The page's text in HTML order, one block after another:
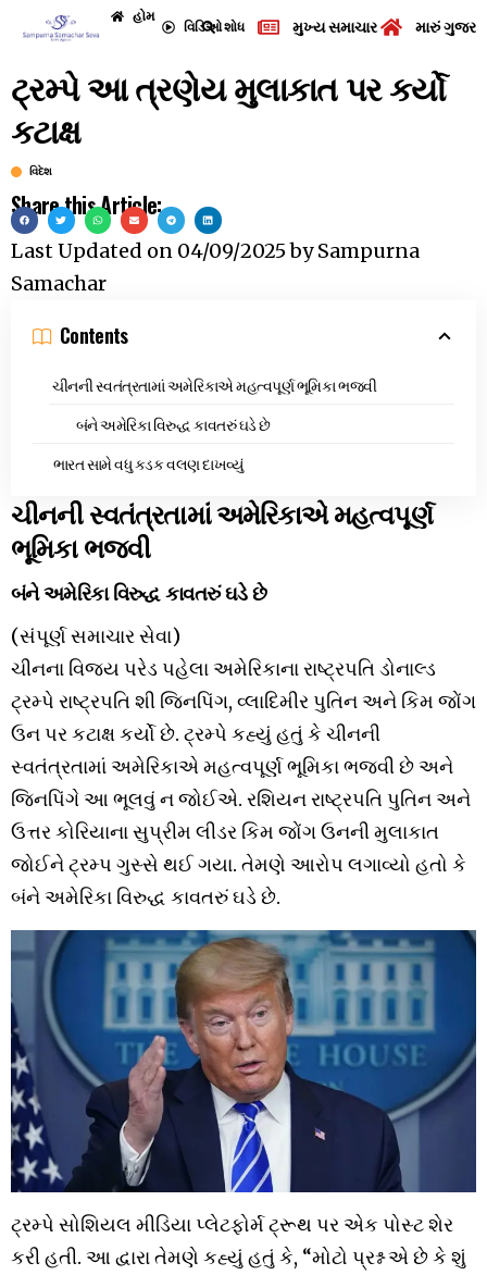
હોમ
વિડિઓશોધ મુખ્ય સમાચાર મારું
ટ્રમ્પે આ ત્રણેય મુલાકાત પર કર્યો
કટાક્ષ
વિદેશ
Share this Article:
Last Updated on 04/09/2025bySampurna
Samachar
Contents
ચીનની સ્વતંત્રતામાં અમેરિકાએ મહત્વપૂર્ણ ભૂમિકા ભજવી
બંને અમેરિકા વિરુદ્ધ કાવતરું ઘડે છે
ભારત સામે વધુ કડક વલણ દાખવ્યું
ચીનની સ્વતંત્રતામાં અમેરિકાએ મહત્વપૂર્ણ
ભૂમિકા ભજવી
બંને અમેરિકા વિરુદ્ધ કાવતરું ઘડે છે
(સંપૂર્ણ સમાચાર સેવા)
ચીનના વિજય પરેડ પહેલા અમેરિકાના રાષ્ટ્રપતિ ડોનાલ્ડ
ટ્રમ્પે રાષ્ટ્રપતિ શી જિનપિંગ, વ્લાદિમીર પુતિન અને કિમ જોંગ
ઉન પર કટાક્ષ કર્યો છે. ટ્રમ્પે કહ્યું હતું કે ચીનની
સ્વતંત્રતામાં અમેરિકાએ મહત્વપૂર્ણ ભૂમિકા ભજવી છે અને
જિનપિંગે આ ભૂલવું ન જોઈએ. રશિયન રાષ્ટ્રપતિ પુતિન અને
ઉત્તર કોરિયાના સુપ્રીમ લીડર કિમ જોંગ ઉનની મુલાકાત
જોઈને ટ્રમ્પ ગુસ્સે થઈ ગયા. તેમણે આરોપ લગાવ્યો હતો કે
બંને અમેરિકા વિરુદ્ધ કાવતરું ઘડે છે.
ટ્રમ્પે સોશિયલ મીડિયા પ્લેટફોર્મ ટ્રૂથ પર એક પોસ્ટ શેર
કરી હતી. આ દ્વારા તેમણે કહ્યું હતું કે, “મોટો પ્રશ્ન એ છે કે શું